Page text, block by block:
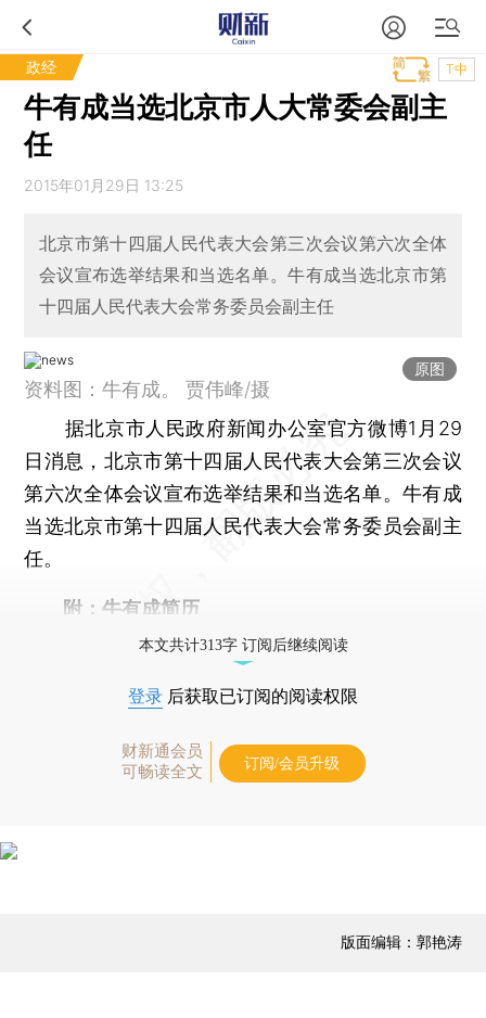
政经 T中
牛有成当选北京市人大常委会副主
任
2015年01月29日 13:25
北京市第十四届人民代表大会第三次会议第六次全体
会议宣布选举结果和当选名单。牛有成当选北京市第
十四届人民代表大会常务委员会副主任
原图
资料图：牛有成。 贾伟峰/摄
据北京市人民政府新闻办公室官方微博1月29
日消息，北京市第十四届人民代表大会第三次会议
第六次全体会议宣布选举结果和当选名单。牛有成
当选北京市第十四届人民代表大会常务委员会副主
任。
附：牛有成简历
本文共计313字 订阅后继续阅读
登录 后获取已订阅的阅读权限
财新通会员
可畅读全文
订阅/会员升级
版面编辑：郭艳涛